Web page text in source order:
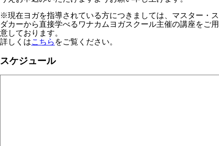
※現在ヨガを指導されている方につきましては、マスター・ス
ダカーから直接学べるワナカムヨガスクール主催の講座をご用
意しております。
詳しくはこちら をご覧ください。
スケジュール